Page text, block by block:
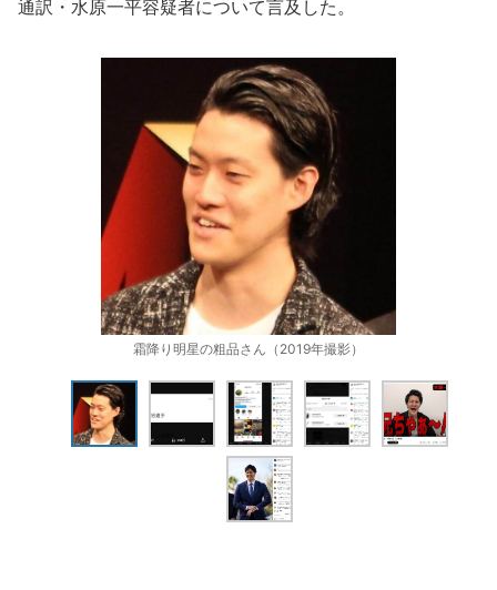
通訳・水原一平容疑者について言及した。
霜降り明星の粗品さん（2019年撮影）